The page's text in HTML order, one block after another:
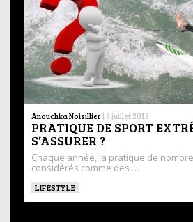
Anouchka Noisillier | 9 juillet 2018
PRATIQUE DE SPORT
S’ASSURER ?
Chaque année, la pratique de
considérés comme des …
LIFESTYLE